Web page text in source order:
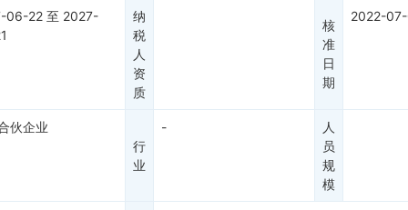
06-22至 2027-
纳
税
人
资
质
核
准
日
期
2022-
伙企业
行
业
-
人
员
规
模